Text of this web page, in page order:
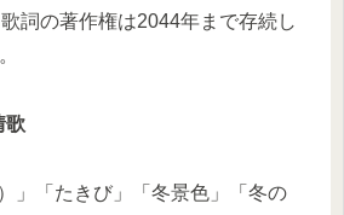
詞の著作権は2044年まで存続し
歌
」「たきび」「冬景色」「冬の